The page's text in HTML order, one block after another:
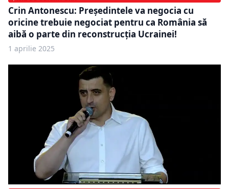
Crin Antonescu: Președintele va negocia cu
oricine trebuie negociat pentru ca România să
aibă o parte din reconstrucția Ucrainei!
1 aprilie 2025